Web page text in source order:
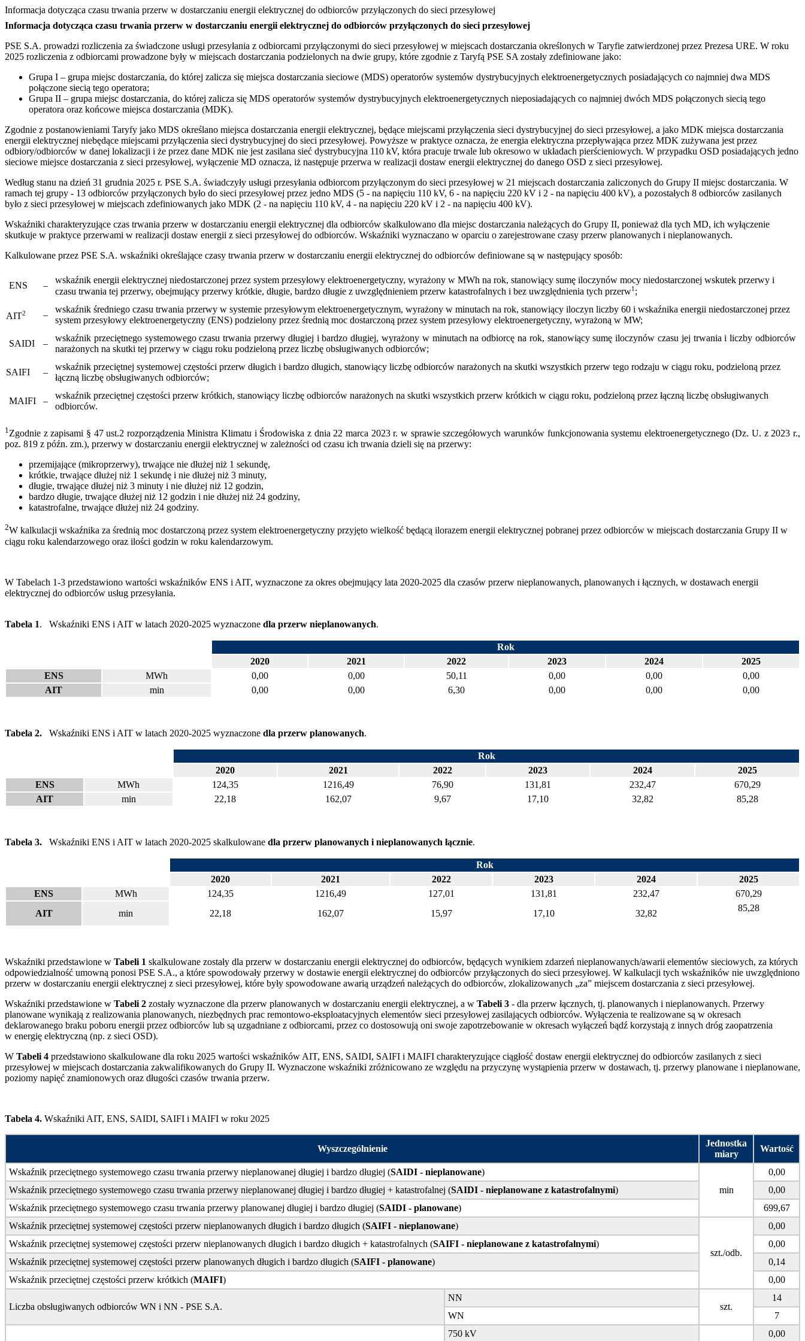
Informacja dotycząca czasu trwania przerw w dostarczaniu energii elektrycznej do odbiorców przyłączonych do sieci przesyłowej
Informacja dotycząca czasu trwania przerw w dostarczaniu energii elektrycznej do odbiorców przyłączonych do sieci przesyłowej
PSE S.A. prowadzi rozliczenia za świadczone usługi przesyłania z odbiorcami przyłączonymi do sieci przesyłowej w miejscach dostarczania określonych w Taryfie zatwierdzonej przez Prezesa URE. W roku
2025 rozliczenia z odbiorcami prowadzone były w miejscach dostarczania podzielonych na dwie grupy, które zgodnie z Taryfą PSE SA zostały zdefiniowane jako:
Grupa I – grupa miejsc dostarczania, do której zalicza się miejsca dostarczania sieciowe (MDS) operatorów systemów dystrybucyjnych elektroenergetycznych posiadających co najmniej dwa MDS
połączone siecią tego operatora;
Grupa II – grupa miejsc dostarczania, do której zalicza się MDS operatorów systemów dystrybucyjnych elektroenergetycznych nieposiadających co najmniej dwóch MDS połączonych siecią tego
operatora oraz końcowe miejsca dostarczania (MDK).
Zgodnie z postanowieniami Taryfy jako MDS określano miejsca dostarczania energii elektrycznej, będące miejscami przyłączenia sieci dystrybucyjnej do sieci przesyłowej, a jako MDK miejsca dostarczania
energii elektrycznej niebędące miejscami przyłączenia sieci dystrybucyjnej do sieci przesyłowej. Powyższe w praktyce oznacza, że energia elektryczna przepływająca przez MDK zużywana jest przez
odbiory/odbiorców w danej lokalizacji i że przez dane MDK nie jest zasilana sieć dystrybucyjna 110 kV, która pracuje trwale lub okresowo w układach pierścieniowych. W przypadku OSD posiadających jedno
sieciowe miejsce dostarczania z sieci przesyłowej, wyłączenie MD oznacza, iż następuje przerwa w realizacji dostaw energii elektrycznej do danego OSD z sieci przesyłowej.
Według stanu na dzień 31 grudnia 2025 r. PSE S.A. świadczyły usługi przesyłania odbiorcom przyłączonym do sieci przesyłowej w 21 miejscach dostarczania zaliczonych do Grupy II miejsc dostarczania. W
ramach tej grupy - 13 odbiorców przyłączonych było do sieci przesyłowej przez jedno MDS (5 - na napięciu 110 kV, 6 - na napięciu 220 kV i 2 - na napięciu 400 kV), a pozostałych 8 odbiorców zasilanych
było z sieci przesyłowej w miejscach zdefiniowanych jako MDK (2 - na napięciu 110 kV, 4 - na napięciu 220 kV i 2 - na napięciu 400 kV).
Wskaźniki charakteryzujące czas trwania przerw w dostarczaniu energii elektrycznej dla odbiorców skalkulowano dla miejsc dostarczania należących do Grupy II, ponieważ dla tych MD, ich wyłączenie
skutkuje w praktyce przerwami w realizacji dostaw energii z sieci przesyłowej do odbiorców. Wskaźniki wyznaczano w oparciu o zarejestrowane czasy przerw planowanych i nieplanowanych.
Kalkulowane przez PSE S.A. wskaźniki określające czasy trwania przerw w dostarczaniu energii elektrycznej do odbiorców definiowane są w następujący sposób:
ENS –
wskaźnik energii elektrycznej niedostarczonej przez system przesyłowy elektroenergetyczny, wyrażony w MWh na rok, stanowiący sumę iloczynów mocy niedostarczonej wskutek przerwy i
czasu trwania tej przerwy, obejmujący przerwy krótkie, długie, bardzo długie z uwzględnieniem przerw katastrofalnych i bez uwzględnienia tych przerw1 ;
AIT2 –
wskaźnik średniego czasu trwania przerwy w systemie przesyłowym elektroenergetycznym, wyrażony w minutach na rok, stanowiący iloczyn liczby 60 i wskaźnika energii niedostarczonej przez
system przesyłowy elektroenergetyczny (ENS) podzielony przez średnią moc dostarczoną przez system przesyłowy elektroenergetyczny, wyrażoną w MW;
SAIDI –
wskaźnik przeciętnego systemowego czasu trwania przerwy długiej i bardzo długiej, wyrażony w minutach na odbiorcę na rok, stanowiący sumę iloczynów czasu jej trwania i liczby odbiorców
narażonych na skutki tej przerwy w ciągu roku podzieloną przez liczbę obsługiwanych odbiorców;
SAIFI –
wskaźnik przeciętnej systemowej częstości przerw długich i bardzo długich, stanowiący liczbę odbiorców narażonych na skutki wszystkich przerw tego rodzaju w ciągu roku, podzieloną przez
łączną liczbę obsługiwanych odbiorców;
MAIFI –
wskaźnik przeciętnej częstości przerw krótkich, stanowiący liczbę odbiorców narażonych na skutki wszystkich przerw krótkich w ciągu roku, podzieloną przez łączną liczbę obsługiwanych
odbiorców.
1Zgodnie z zapisami § 47 ust.2 rozporządzenia Ministra Klimatu i Środowiska z dnia 22 marca 2023 r. w sprawie szczegółowych warunków funkcjonowania systemu elektroenergetycznego (Dz. U. z 2023 r.,
poz. 819 z późn. zm.), przerwy w dostarczaniu energii elektrycznej w zależności od czasu ich trwania dzieli się na przerwy:
przemijające (mikroprzerwy), trwające nie dłużej niż 1 sekundę,
krótkie, trwające dłużej niż 1 sekundę i nie dłużej niż 3 minuty,
długie, trwające dłużej niż 3 minuty i nie dłużej niż 12 godzin,
bardzo długie, trwające dłużej niż 12 godzin i nie dłużej niż 24 godziny,
katastrofalne, trwające dłużej niż 24 godziny.
2W kalkulacji wskaźnika za średnią moc dostarczoną przez system elektroenergetyczny przyjęto wielkość będącą ilorazem energii elektrycznej pobranej przez odbiorców w miejscach dostarczania Grupy II w
ciągu roku kalendarzowego oraz ilości godzin w roku kalendarzowym.
W Tabelach 1-3 przedstawiono wartości wskaźników ENS i AIT, wyznaczone za okres obejmujący lata 2020-2025 dla czasów przerw nieplanowanych, planowanych i łącznych, w dostawach energii
elektrycznej do odbiorców usług przesyłania.
Tabela 1. Wskaźniki ENS i AIT w latach 2020-2025 wyznaczone dla przerw nieplanowanych.
Rok
2020
2021 2022 2023 2024
2025
ENS
MWh 0,00 0,00 50,11 0,00 0,00
0,00
AIT
min 0,00 0,00 6,30 0,00 0,00 0,00
Tabela 2. Wskaźniki ENS i AIT w latach 2020-2025 wyznaczone dla przerw planowanych.
Rok
2020
2021 2022 2023 2024
2025
ENS
MWh 124,35 1216,49 76,90 131,81 232,47
670,29
AIT
min 22,18 162,07 9,67 17,10 32,82 85,28
Tabela 3. Wskaźniki ENS i AIT w latach 2020-2025 skalkulowane dla przerw planowanych i nieplanowanych łącznie.
Rok
2020
2021 2022 2023 2024
2025
ENS
MWh 124,35 1216,49 127,01 131,81 232,47
670,29
AIT
min 22,18 162,07 15,97 17,10 32,82
85,28
Wskaźniki przedstawione w Tabeli 1 skalkulowane zostały dla przerw w dostarczaniu energii elektrycznej do odbiorców, będących wynikiem zdarzeń nieplanowanych/awarii elementów sieciowych, za których
odpowiedzialność umowną ponosi PSE S.A., a które spowodowały przerwy w dostawie energii elektrycznej do odbiorców przyłączonych do sieci przesyłowej. W kalkulacji tych wskaźników nie uwzględniono
przerw w dostarczaniu energii elektrycznej z sieci przesyłowej, które były spowodowane awarią urządzeń należących do odbiorców, zlokalizowanych „za” miejscem dostarczania z sieci przesyłowej.
Wskaźniki przedstawione w Tabeli 2 zostały wyznaczone dla przerw planowanych w dostarczaniu energii elektrycznej, a w Tabeli 3 - dla przerw łącznych, tj. planowanych i nieplanowanych. Przerwy
planowane wynikają z realizowania planowanych, niezbędnych prac remontowo-eksploatacyjnych elementów sieci przesyłowej zasilających odbiorców. Wyłączenia te realizowane są w okresach
deklarowanego braku poboru energii przez odbiorców lub są uzgadniane z odbiorcami, przez co dostosowują oni swoje zapotrzebowanie w okresach wyłączeń bądź korzystają z innych dróg zaopatrzenia
w energię elektryczną (np. z sieci OSD).
W Tabeli 4 przedstawiono skalkulowane dla roku 2025 wartości wskaźników AIT, ENS, SAIDI, SAIFI i MAIFI charakteryzujące ciągłość dostaw energii elektrycznej do odbiorców zasilanych z sieci
przesyłowej w miejscach dostarczania zakwalifikowanych do Grupy II. Wyznaczone wskaźniki zróżnicowano ze względu na przyczynę wystąpienia przerw w dostawach, tj. przerwy planowane i nieplanowane,
poziomy napięć znamionowych oraz długości czasów trwania przerw.
Tabela 4. Wskaźniki AIT, ENS, SAIDI, SAIFI i MAIFI w roku 2025
Wyszczególnienie
Jednostka
miary
Wartość
Wskaźnik przeciętnego systemowego czasu trwania przerwy nieplanowanej długiej i bardzo długiej (SAIDI - nieplanowane)
min
0,00
Wskaźnik przeciętnego systemowego czasu trwania przerwy nieplanowanej długiej i bardzo długiej + katastrofalnej (SAIDI - nieplanowane z katastrofalnymi)
0,00
Wskaźnik przeciętnego systemowego czasu trwania przerwy planowanej długiej i bardzo długiej (SAIDI - planowane)
699,67
Wskaźnik przeciętnej systemowej częstości przerw nieplanowanych długich i bardzo długich (SAIFI - nieplanowane)
szt./odb.
0,00
Wskaźnik przeciętnej systemowej częstości przerw nieplanowanych długich i bardzo długich + katastrofalnych (SAIFI - nieplanowane z katastrofalnymi)
0,00
Wskaźnik przeciętnej systemowej częstości przerw planowanych długich i bardzo długich (SAIFI - planowane)
0,14
Wskaźnik przeciętnej częstości przerw krótkich (MAIFI) 0,00
Liczba obsługiwanych odbiorców WN i NN - PSE S.A.
NN
szt.
14
WN
7
750 kV
0,00